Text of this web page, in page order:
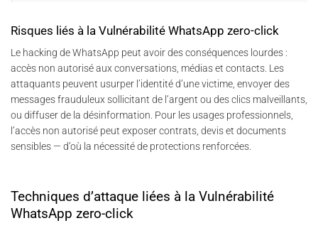
Risques liés à la Vulnérabilité WhatsApp zero-click
Le hacking de WhatsApp peut avoir des conséquences lourdes :
accès non autorisé aux conversations, médias et contacts. Les
attaquants peuvent usurper l’identité d’une victime, envoyer des
messages frauduleux sollicitant de l’argent ou des clics malveillants,
ou diffuser de la désinformation. Pour les usages professionnels,
l’accès non autorisé peut exposer contrats, devis et documents
sensibles — d’où la nécessité de protections renforcées.
Techniques d’attaque liées à la Vulnérabilité
WhatsApp zero-click